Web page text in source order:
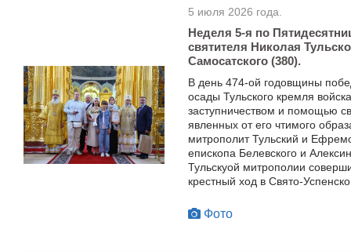
5 июля 2026 года.
Неделя 5-я по
святителя Николая
Самосатского (380).
В день 474-ой годовщины
осады Тульского кремля
заступничеством и помощью
явленных от его чтимого
митрополит Тульский и
епископа Белевского и
Тульскуой митрополии
крестный ход в Свято-
Фото